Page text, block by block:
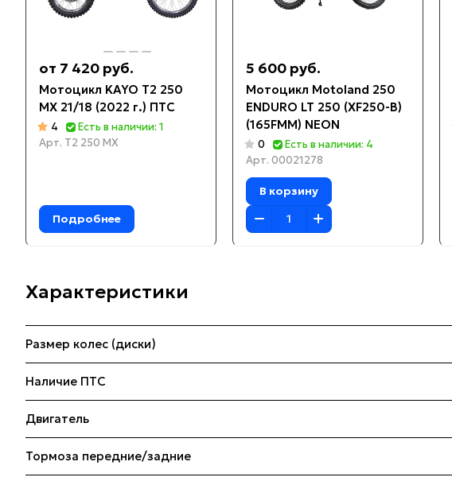
от 7 420 руб.
Мотоцикл KAYO T2 250
MX 21/18 (2022 г.) ПТС
4
Есть в наличии: 1
Арт. T2 250 MX
Подробнее
5 600 руб.
Мотоцикл Motoland 250
ENDURO LT 250 (XF250-B)
(165FMM) NEON
0
Есть в наличии: 4
Арт. 00021278
В корзину
Характеристики
Размер колес (диски)
Наличие ПТС
Двигатель
Тормоза передние/задние